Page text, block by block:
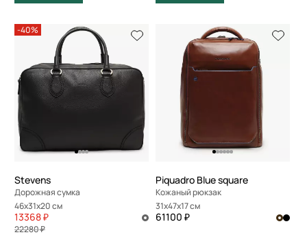
-40%
Stevens
Дорожная сумка
46x31x20 см
13368 ₽
22280 ₽
Piquadro Blue square
Кожаный рюкзак
31x47x17 см
61100 ₽